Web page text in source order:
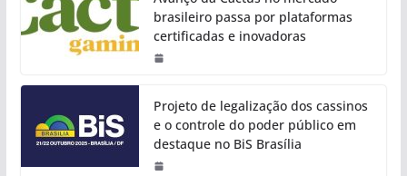
brasileiro passa por plataformas
certificadas e inovadoras
Projeto de legalização dos cassinos
e o controle do poder público em
destaque no BiS Brasília